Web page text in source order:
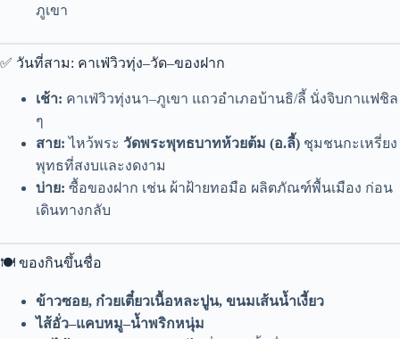
ภูเขา
✅ วันที่สาม: คาเฟ่วิวทุ่ง–วัด–ของฝาก
เช้า: คาเฟ่วิวทุ่งนา–ภูเขา แถวอำเภอบ้านธิ/ลี้ นั่งจิบกาแฟชิล
ๆ
สาย: ไหว้พระ วัดพระพุทธบาทห้วยต้ม (อ.ลี้) ชุมชนกะเหรี่ยง
พุทธที่สงบและงดงาม
บ่าย: ซื้อของฝาก เช่น ผ้าฝ้ายทอมือ ผลิตภัณฑ์พื้นเมือง ก่อน
เดินทางกลับ
🍽 ของกินขึ้นชื่อ
ข้าวซอย, ก๋วยเตี๋ยวเนื้อหละปูน, ขนมเส้นน้ำเงี้ยว
ไส้อั่ว–แคบหมู–น้ำพริกหนุ่ม